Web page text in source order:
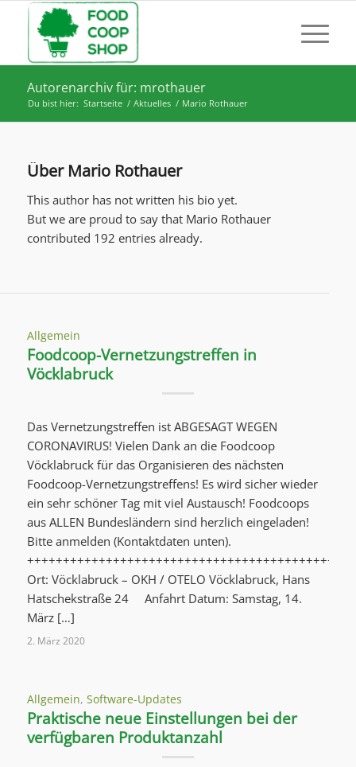
Autorenarchiv für: mrothauer
Du bist hier: Startseite / Aktuelles / Mario Rothauer
Über Mario Rothauer
This author has not written his bio yet.
But we are proud to say that Mario Rothauer
contributed 192 entries already.
Allgemein
Foodcoop-Vernetzungstreffen in
Vöcklabruck
Das Vernetzungstreffen ist ABGESAGT WEGEN
CORONAVIRUS! Vielen Dank an die Foodcoop
Vöcklabruck für das Organisieren des nächsten
Foodcoop-Vernetzungstreffens! Es wird sicher wieder
ein sehr schöner Tag mit viel Austausch! Foodcoops
aus ALLEN Bundesländern sind herzlich eingeladen!
Bitte anmelden (Kontaktdaten unten).
Ort: Vöcklabruck – OKH / OTELO Vöcklabruck, Hans
Hatschekstraße 24 Anfahrt Datum: Samstag, 14.
März […]
2. März 2020
Allgemein, Software-Updates
Praktische neue Einstellungen bei der
verfügbaren Produktanzahl